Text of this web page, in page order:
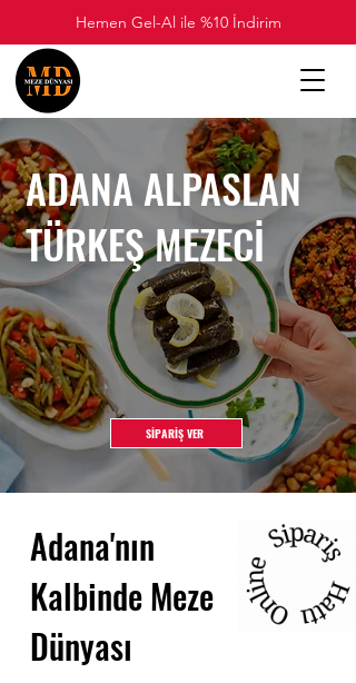
Hemen Gel-Al ile %10 İndirim
ADANA ALPASLAN
TÜRKEŞ MEZECİ
SİPARİŞ VER
Adana'nın
Kalbinde Meze
Dünyası